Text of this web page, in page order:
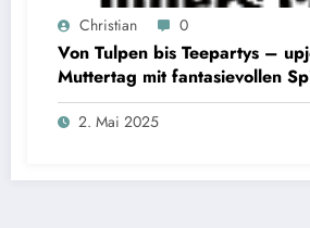
Christian 0
Von Tulpen bis Teepartys –
Muttertag mit fantasievollen
2. Mai 2025